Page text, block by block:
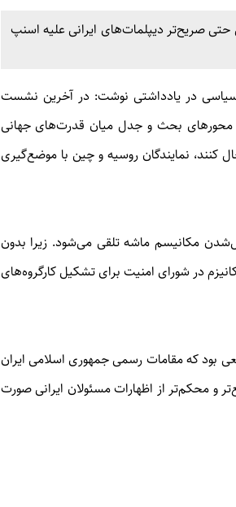
صریح‌تر دیپلمات‌های ایرانی علیه اسنپ
سیاسی در یادداشتی نوشت: در آخرین نشست
محورهای بحث و جدل میان قدرت‌های جهانی
کنند، نمایندگان روسیه و چین با موضع‌گیری
مکانیسم ماشه تلقی می‌شود. زیرا بدون
در شورای امنیت برای تشکیل کارگروه‌های
بود که مقامات رسمی جمهوری اسلامی ایران
و محکم‌تر از اظهارات مسئولان ایرانی صورت